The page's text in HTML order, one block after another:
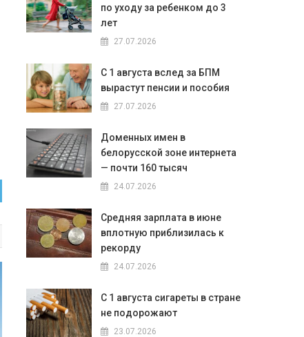
по уходу за ребенком до 3
лет
27.07.2026
С 1 августа вслед за БПМ
вырастут пенсии и пособия
27.07.2026
Доменных имен в
белорусской зоне интернета
— почти 160 тысяч
24.07.2026
Средняя зарплата в июне
вплотную приблизилась к
рекорду
24.07.2026
С 1 августа сигареты в стране
не подорожают
23.07.2026